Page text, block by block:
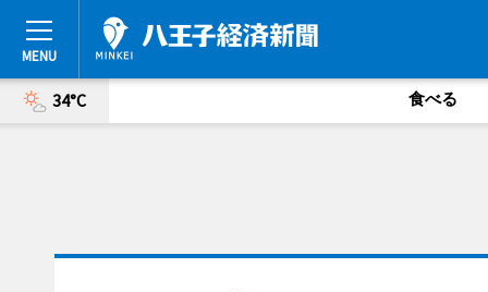
34°C 食べる